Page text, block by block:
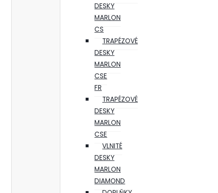
DESKY
MARLON
CS
TRAPÉZOVÉ
DESKY
MARLON
CSE
FR
TRAPÉZOVÉ
DESKY
MARLON
CSE
VLNITÉ
DESKY
MARLON
DIAMOND